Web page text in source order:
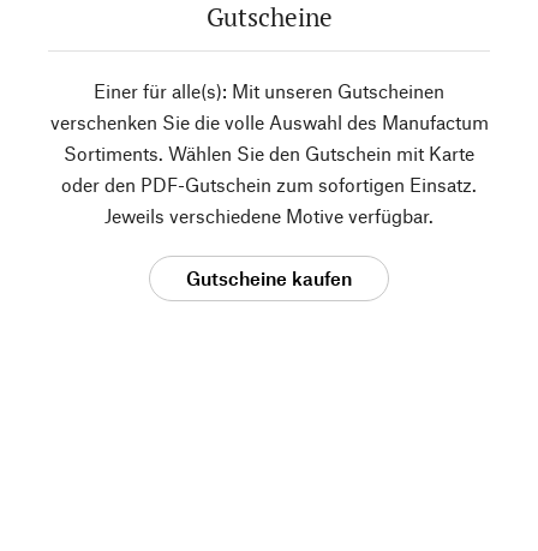
Gutscheine
Einer für alle(s): Mit unseren Gutscheinen
verschenken Sie die volle Auswahl des Manufactum
Sortiments. Wählen Sie den Gutschein mit Karte
oder den PDF-Gutschein zum sofortigen Einsatz.
Jeweils verschiedene Motive verfügbar.
Gutscheine kaufen